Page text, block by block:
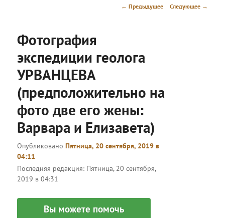
Навигация
← Предыдущее Следующее →
Фотография
экспедиции геолога
УРВАНЦЕВА
(предположительно на
фото две его жены:
Варвара и Елизавета)
ОпубликованоПятница, 20 сентября, 2019 в
04:11
Последняя редакция: Пятница, 20 сентября,
2019 в 04:31
Вы можете помочь